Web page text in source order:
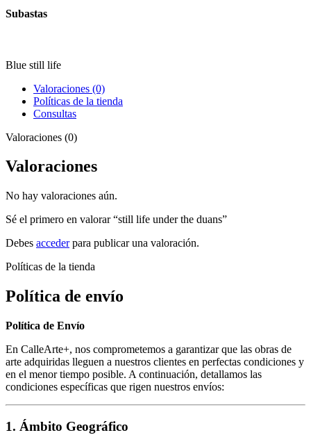
Subastas
Blue still life
Valoraciones (0)
Políticas de la tienda
Consultas
Valoraciones (0)
Valoraciones
No hay valoraciones aún.
Sé el primero en valorar “still life under the duans”
Debes accederpara publicar una valoración.
Políticas de la tienda
Política de envío
Política de Envío
En CalleArte+, nos comprometemos a garantizar que las obras de
arte adquiridas lleguen a nuestros clientes en perfectas condiciones y
en el menor tiempo posible. A continuación, detallamos las
condiciones específicas que rigen nuestros envíos:
1. Ámbito Geográfico